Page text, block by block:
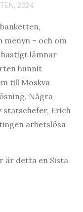
2024
– och om
lämnar
hunnit
till Moskva
Några
statschefer, Erich
arbetslösa
är detta en Sista